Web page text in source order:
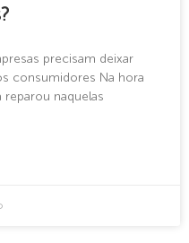
precisam deixar
consumidores Na hora
naquelas